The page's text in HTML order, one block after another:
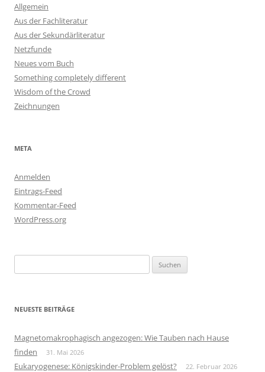
Allgemein
Aus der Fachliteratur
Aus der Sekundärliteratur
Netzfunde
Neues vom Buch
Something completely different
Wisdom of the Crowd
Zeichnungen
META
Anmelden
Eintrags-Feed
Kommentar-Feed
WordPress.org
nach:
NEUESTE BEITRÄGE
Magnetomakrophagisch angezogen: Wie Tauben nach Hause
finden
31. Mai 2026
Eukaryogenese: Königskinder-Problem gelöst? 22. Februar 2026